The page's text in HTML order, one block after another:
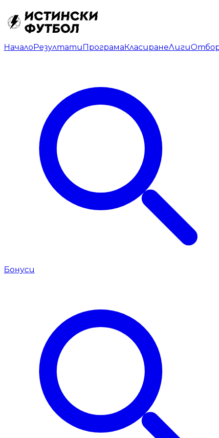
НачалоРезултатиПрограмаКласиранеЛиги
Бонуси